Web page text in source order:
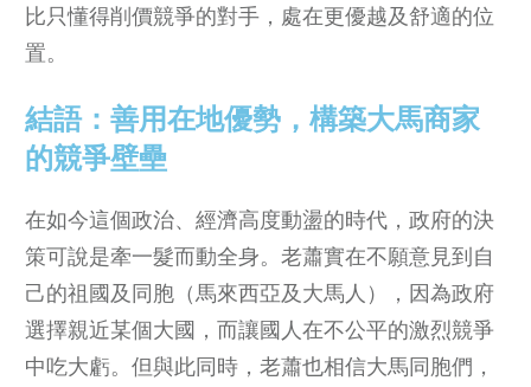
比只懂得削價競爭的對手，處在更優越及舒適的位
置。
結語：善用在地優勢，構築大馬商家
的競爭壁壘
在如今這個政治、經濟高度動盪的時代，政府的決
策可說是牽一髮而動全身。老蕭實在不願意見到自
己的祖國及同胞（馬來西亞及大馬人），因為政府
選擇親近某個大國，而讓國人在不公平的激烈競爭
中吃大虧。但與此同時，老蕭也相信大馬同胞們，